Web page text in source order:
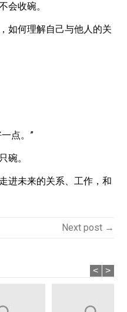
会收碗。
如何理解自己与他人的关
点。”
碗。
进未来的关系、工作，和
Next post →
< >